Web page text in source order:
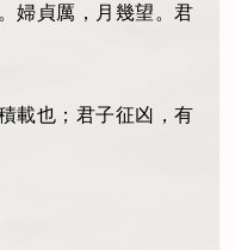
婦貞厲，月幾望。君
載也；君子征凶，有